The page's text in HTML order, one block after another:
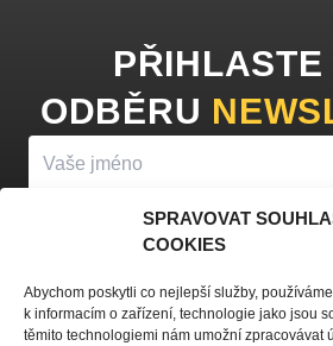
SPRAVOVAT
COOKIES
Abychom poskytli co nejlepší služby,
k informacím o zařízení, technologie jako jsou
těmito technologiemi nám umožní zpracovávat
PŘIHLASTE
ODBĚRU
Vyplněním vašeho jména a e-mailu